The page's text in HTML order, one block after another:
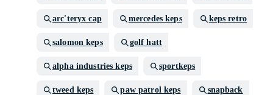
arc'teryx cap mercedes keps keps retro
salomon keps golf hatt
alpha industries keps sportkeps
tweed keps paw patrol keps snapback